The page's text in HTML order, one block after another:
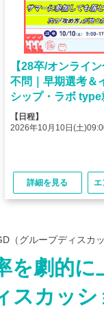
【28卒/オンライ
不問｜早期選考＆
シップ・ラボ type
【日程】
2026年10月10日(土
詳細を見る エ
（グループディスカ
を劇的に
スカッ